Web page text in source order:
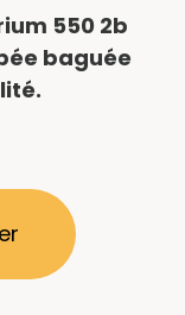
550 2b
baguée